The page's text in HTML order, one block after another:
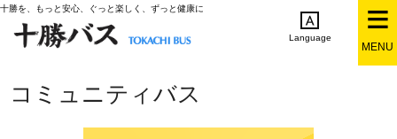
十勝を、もっと安心、ぐっと楽しく、ずっと健康に
Language
한국어
MENU
コミュニティバス